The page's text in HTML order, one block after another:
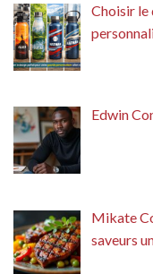
Choisir
Edwin
Mikate
saveurs